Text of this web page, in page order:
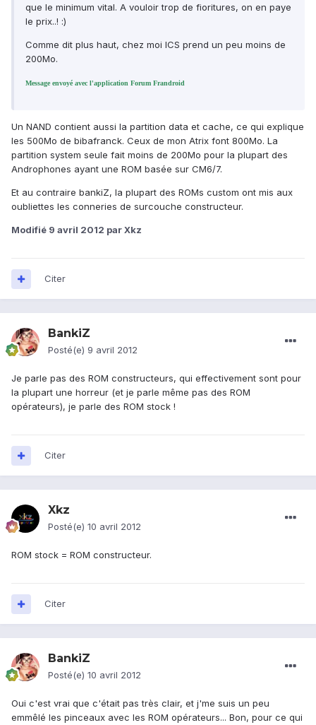
que le minimum vital. A vouloir trop de fioritures, on en paye
le prix..! :)
Comme dit plus haut, chez moi ICS prend un peu moins de
200Mo.
Message envoyé avec l'application Forum Frandroid
Un NAND contient aussi la partition data et cache, ce qui explique
les 500Mo de bibafranck. Ceux de mon Atrix font 800Mo. La
partition system seule fait moins de 200Mo pour la plupart des
Androphones ayant une ROM basée sur CM6/7.
Et au contraire bankiZ, la plupart des ROMs custom ont mis aux
oubliettes les conneries de surcouche constructeur.
Modifié 9 avril 2012 par Xkz
Citer
BankiZ
Posté(e) 9 avril 2012
Je parle pas des ROM constructeurs, qui effectivement sont pour
la plupart une horreur (et je parle même pas des ROM
opérateurs), je parle des ROM stock !
Citer
Xkz
Posté(e) 10 avril 2012
ROM stock = ROM constructeur.
Citer
BankiZ
Posté(e) 10 avril 2012
Oui c'est vrai que c'était pas très clair, et j'me suis un peu
emmêlé les pinceaux avec les ROM opérateurs... Bon, pour ce qui